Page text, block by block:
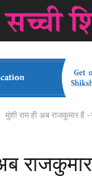
मुंशी राम ही अब राजकुमार